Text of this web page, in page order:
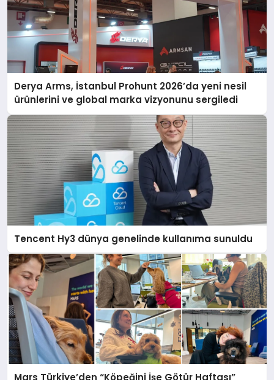
Derya Arms, İstanbul Prohunt 2026’da yeni nesil
ürünlerini ve global marka vizyonunu sergiledi
Tencent Hy3 dünya genelinde kullanıma sunuldu